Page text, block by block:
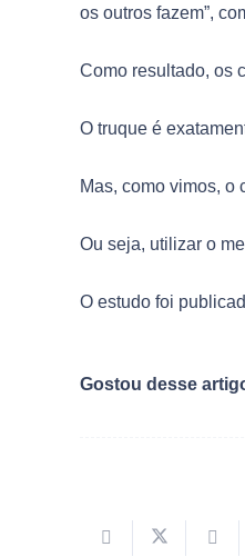
os outros fazem”,
Como resultado, os
O truque é
Mas, como vimos, o
Ou seja, utilizar o
O estudo foi
Gostou desse